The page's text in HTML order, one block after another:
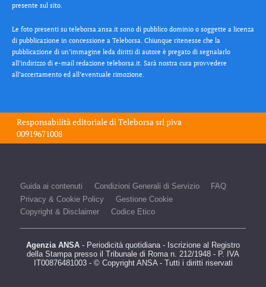
presente sul sito.
Le foto presenti su teleborsa.ansa.it sono di pubblico dominio o soggette a licenza
di pubblicazione in concessione a Teleborsa. Chiunque ritenesse che la
pubblicazione di un’immagine leda diritti di autore è pregato di segnalarlo
all’indirizzo di e-mail redazione teleborsa.it. Sarà nostra cura provvedere
all’accertamento ed all’eventuale rimozione.
Responsabilità editoriale diTeleborsa srlpiva
00919671008
Guida ai contenuti Condizioni Generali di Servizio
FAQ
Privacy & Cookie Policy
Gestione Cookie
Copyright & Disclaimer
Codice Etico
Agenzia ANSA - Periodicità quotidiana - Iscrizione al Registro
della Stampa presso il Tribunale di Roma n. 212/1948 - P. IVA
IT00876481003 - © Copyright ANSA - Tutti i diritti riservati